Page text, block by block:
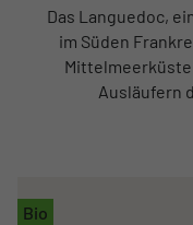
Das Languedoc,
im Süden
Mittelmeerküste
Ausläufern
Bio